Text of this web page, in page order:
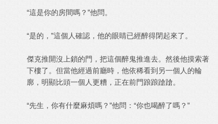
“這是你的房間嗎？”他問。
“是的，”這個人確認，他的眼睛已經醉得閉起來了。
傑克推開沒上鎖的門，把這個醉鬼推進去。然後他摸索著
下樓了。但當他經過前廳時，他依稀看到另一個人的輪
廓，明顯比頭一個人更糟，正在前門踉踉蹌蹌。
“先生，你有什麼麻煩嗎？”他問：“你也喝醉了嗎？”